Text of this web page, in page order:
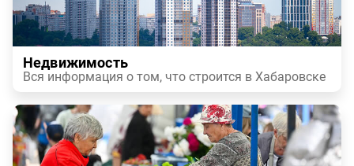
Недвижимость
Вся информация о том, что строится в Хабаровске